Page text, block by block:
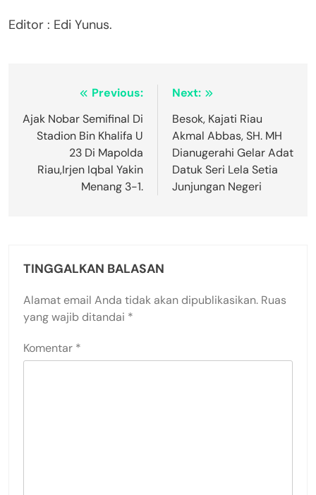
Editor : Edi Yunus.
Navigasi
pos
Previous:
Ajak Nobar Semifinal Di
Stadion Bin Khalifa U
23 Di Mapolda
Riau,Irjen Iqbal Yakin
Menang 3-1.
Next:
Besok, Kajati Riau
Akmal Abbas, SH. MH
Dianugerahi Gelar Adat
Datuk Seri Lela Setia
Junjungan Negeri
TINGGALKAN BALASAN
Alamat email Anda tidak akan dipublikasikan. Ruas
yang wajib ditandai *
Komentar *